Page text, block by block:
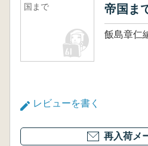
国まで
帝国ま
飯島章仁
レビューを書く
再入荷メ